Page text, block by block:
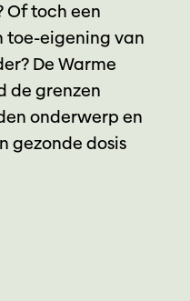
Of toch een
toe-eigening van
De Warme
de grenzen
onderwerp en
gezonde dosis